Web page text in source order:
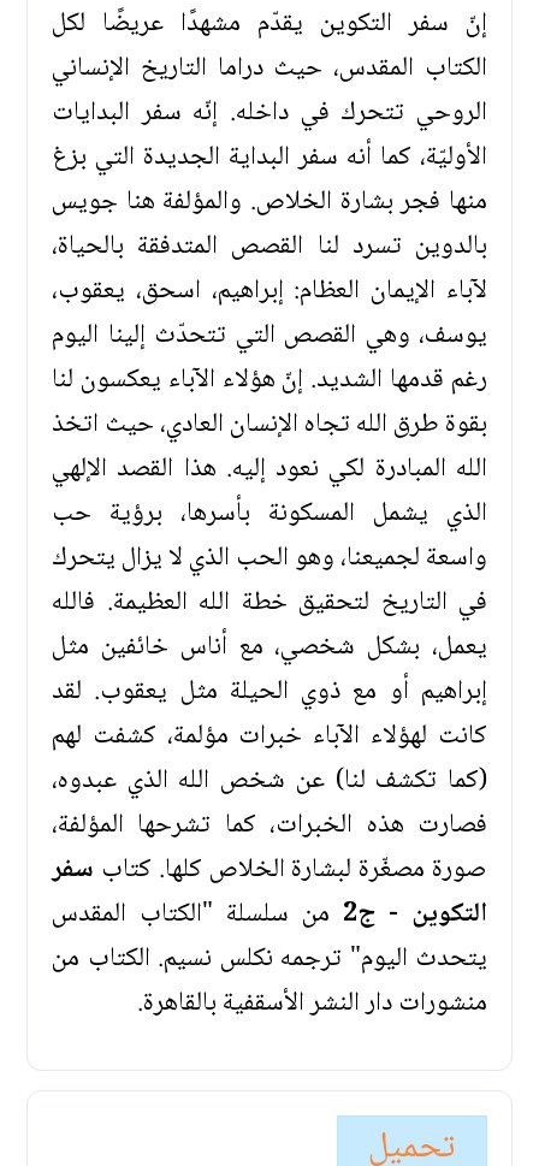
إنّ سفر التكوين يقدّم مشهدًا عريضًا لكل
الكتاب المقدس، حيث دراما التاريخ الإنساني
الروحي تتحرك في داخله. إنّه سفر البدايات
الأوليّة، كما أنه سفر البداية الجديدة التي بزغ
منها فجر بشارة الخلاص. والمؤلفة هنا جويس
بالدوين تسرد لنا القصص المتدفقة بالحياة،
لآباء الإيمان العظام: إبراهيم، اسحق، يعقوب،
يوسف، وهي القصص التي تتحدّث إلينا اليوم
رغم قدمها الشديد. إنّ هؤلاء الآباء يعكسون لنا
بقوة طرق الله تجاه الإنسان العادي، حيث اتخذ
الله المبادرة لكي نعود إليه. هذا القصد الإلهي
الذي يشمل المسكونة بأسرها، برؤية حب
واسعة لجميعنا، وهو الحب الذي لا يزال يتحرك
في التاريخ لتحقيق خطة الله العظيمة. فالله
يعمل، بشكل شخصي، مع أناس خائفين مثل
إبراهيم أو مع ذوي الحيلة مثل يعقوب. لقد
كانت لهؤلاء الآباء خبرات مؤلمة، كشفت لهم
(كما تكشف لنا) عن شخص الله الذي عبدوه،
فصارت هذه الخبرات، كما تشرحها المؤلفة،
صورة مصغّرة لبشارة الخلاص كلها. كتاب سفر
التكوين - ج2
من سلسلة "الكتاب المقدس
يتحدث اليوم" ترجمه نكلس نسيم. الكتاب من
منشورات دار النشر الأسقفية بالقاهرة.
تحميل